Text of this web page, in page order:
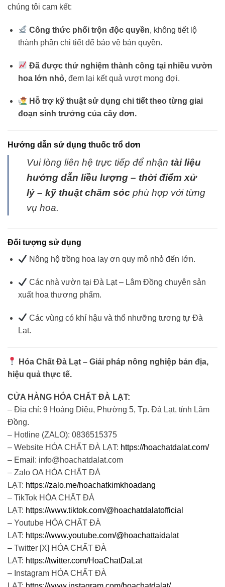
chúng tôi cam kết:
Công thức phối trộn độc quyền, không tiết lộ
thành phần chi tiết để bảo vệ bản quyền.
Đã được thử nghiệm thành công tại nhiều vườn
hoa lớn nhỏ, đem lại kết quả vượt mong đợi.
Hỗ trợ kỹ thuật sử dụng chi tiết theo từng giai
đoạn sinh trưởng của cây dơn.
Hướng dẫn sử dụng thuốc trổ dơn
Vui lòng liên hệ trực tiếp để nhận tài liệu
hướng dẫn liều lượng – thời điểm xử
lý – kỹ thuật chăm sóc phù hợp với từng
vụ hoa.
Đối tượng sử dụng
Nông hộ trồng hoa lay ơn quy mô nhỏ đến lớn.
Các nhà vườn tại Đà Lạt – Lâm Đồng chuyên sản
xuất hoa thương phẩm.
Các vùng có khí hậu và thổ nhưỡng tương tự Đà
Lạt.
Hóa Chất Đà Lạt – Giải pháp nông nghiệp bản địa,
hiệu quả thực tế.
CỬA HÀNG HÓA CHẤT ĐÀ LẠT:
– Địa chỉ: 9 Hoàng Diệu, Phường 5, Tp. Đà Lạt, tỉnh Lâm
Đồng.
– Hotline (ZALO): 0836515375
– Website HÓA CHẤT ĐÀ LẠT: https://hoachatdalat.com/
– Email: info@hoachatdalat.com
– Zalo OA HÓA CHẤT ĐÀ
LẠT: https://zalo.me/hoachatkimkhoadang
– TikTok HÓA CHẤT ĐÀ
LẠT: https://www.tiktok.com/@hoachatdalatofficial
– Youtube HÓA CHẤT ĐÀ
LẠT: https://www.youtube.com/@hoachattaidalat
– Twitter [X] HÓA CHẤT ĐÀ
LẠT: https://twitter.com/HoaChatDaLat
– Instagram HÓA CHẤT ĐÀ